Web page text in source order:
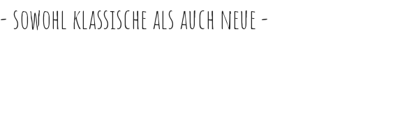
- sowohl klassische als auch neue -